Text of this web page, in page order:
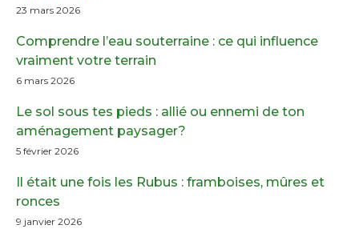
23 mars 2026
Comprendre l’eau souterraine : ce qui influence
vraiment votre terrain
6 mars 2026
Le sol sous tes pieds : allié ou ennemi de ton
aménagement paysager?
5 février 2026
Il était une fois les Rubus : framboises, mûres et
ronces
9 janvier 2026